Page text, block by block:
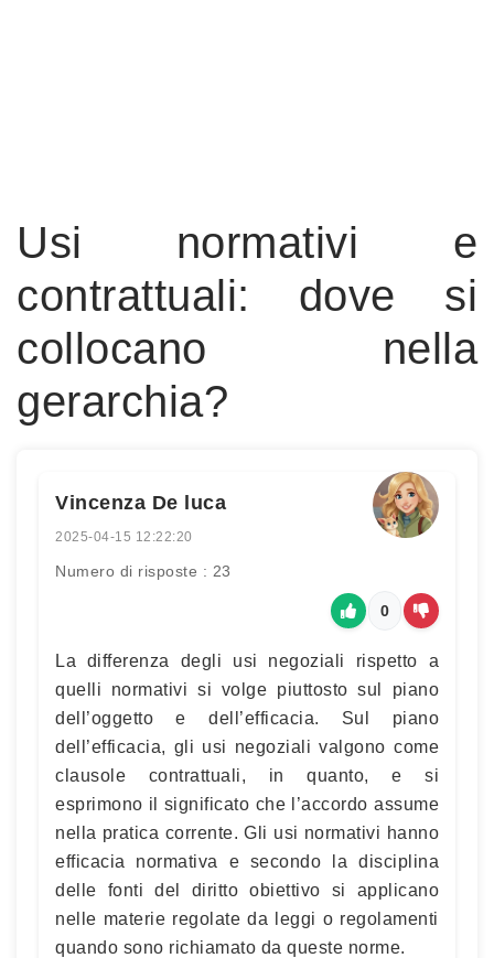
Usi normativi e
contrattuali: dove si
collocano nella
gerarchia?
Vincenza De luca
2025-04-15 12:22:20
Numero di risposte : 23
0
La differenza degli usi negoziali rispetto a
quelli normativi si volge piuttosto sul piano
dell’oggetto e dell’efficacia. Sul piano
dell’efficacia, gli usi negoziali valgono come
clausole contrattuali, in quanto, e si
esprimono il significato che l’accordo assume
nella pratica corrente. Gli usi normativi hanno
efficacia normativa e secondo la disciplina
delle fonti del diritto obiettivo si applicano
nelle materie regolate da leggi o regolamenti
quando sono richiamato da queste norme.